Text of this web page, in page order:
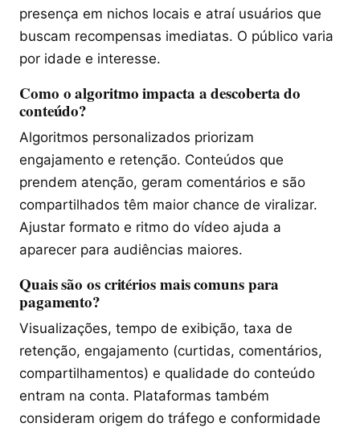
presença em nichos locais e atraí usuários que
buscam recompensas imediatas. O público varia
por idade e interesse.
Como o algoritmo impacta a descoberta do
conteúdo?
Algoritmos personalizados priorizam
engajamento e retenção. Conteúdos que
prendem atenção, geram comentários e são
compartilhados têm maior chance de viralizar.
Ajustar formato e ritmo do vídeo ajuda a
aparecer para audiências maiores.
Quais são os critérios mais comuns para
pagamento?
Visualizações, tempo de exibição, taxa de
retenção, engajamento (curtidas, comentários,
compartilhamentos) e qualidade do conteúdo
entram na conta. Plataformas também
consideram origem do tráfego e conformidade